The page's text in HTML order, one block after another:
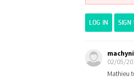
LOG IN SIGN
02/05/
Mathieu